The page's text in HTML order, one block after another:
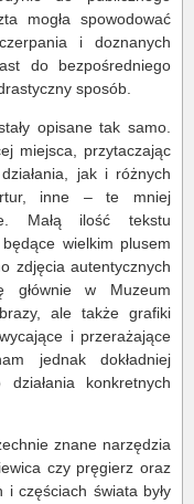
mogła spowodować
i doznanych
do bezpośredniego
sposób.
opisane tak samo.
miejsca, przytaczając
jak i różnych
inne – te mniej
Małą ilość tekstu
wielkim plusem
zdjęcia autentycznych
głównie w Muzeum
ale także grafiki
i przerażające
jednak dokładniej
konkretnych
znane narzędzia
czy pręgierz oraz
częściach świata były